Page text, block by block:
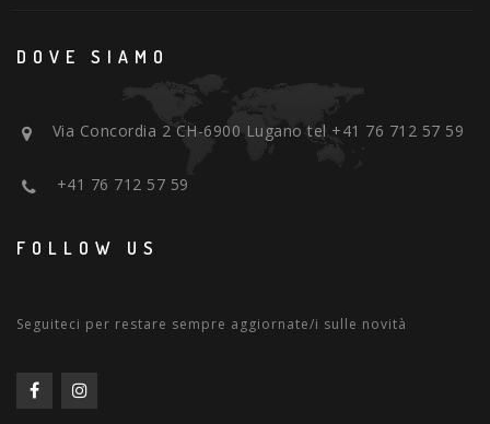
DOVE SIAMO
Via Concordia 2 CH-6900 Lugano tel +41 76 712 57 59
+41 76 712 57 59
FOLLOW US
Seguiteci per restare sempre aggiornate/i sulle novità